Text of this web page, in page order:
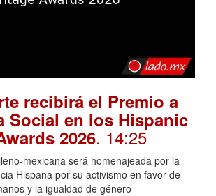
recibirá el Premio a
Social en los Hispanic
2026. 14:25
mexicana será homenajeada por la
Hispana por su activismo en favor de
y la igualdad de género